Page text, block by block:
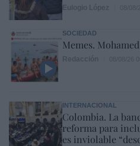
SOCIEDAD
Memes.
INTERNACIONAL
Colombia. La
reforma para
es inviolable